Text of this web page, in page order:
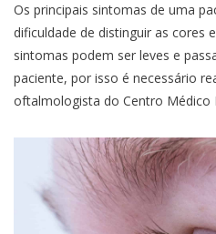
Os principais sintomas de uma
dificuldade de distinguir as cores
sintomas podem ser leves e
paciente, por isso é necessário
oftalmologista do Centro Médico